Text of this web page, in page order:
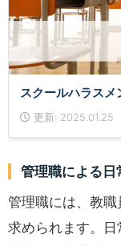
スクールハラス
更新: 2025.01.25
管理職による日
管理職には、教
求められます。